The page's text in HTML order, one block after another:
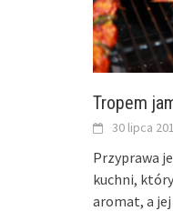
Tropem
30 lipca
Przyprawa
kuchni,
aromat, a jej